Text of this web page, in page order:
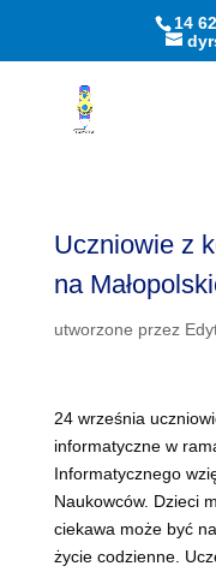
Otwórz pasek narzędzi
14
Uczniowie z
na
utworzone przez
24 września
informatyczne w
Informatycznego
Naukowców. Dzieci
ciekawa może być
życie codzienne.